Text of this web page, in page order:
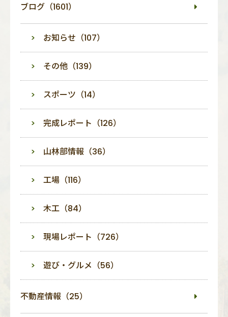
ブログ（1601）
お知らせ（107）
その他（139）
スポーツ（14）
完成レポート（126）
山林部情報（36）
工場（116）
木工（84）
現場レポート（726）
遊び・グルメ（56）
不動産情報（25）